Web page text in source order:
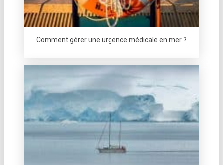
Comment gérer une urgence médicale en mer ?